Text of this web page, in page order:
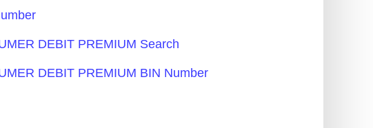
DEBIT PREMIUM Search
DEBIT PREMIUM BIN Number